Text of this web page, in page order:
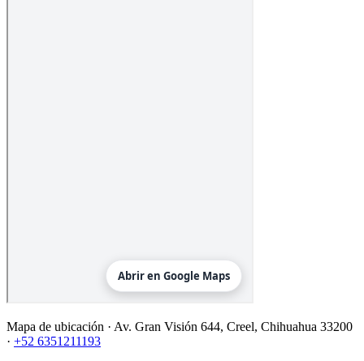
Mapa de ubicación · Av. Gran Visión 644, Creel, Chihuahua 33200
· +52 6351211193